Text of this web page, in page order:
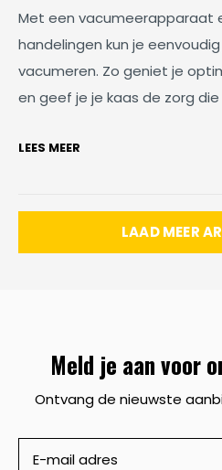
Met een vacumeerapparaat
handelingen kun je
vacumeren. Zo geniet je
en geef je je kaas de zorg
LEES MEER
LAAD MEER
Meld je aan voor
Ontvang de nieuwste